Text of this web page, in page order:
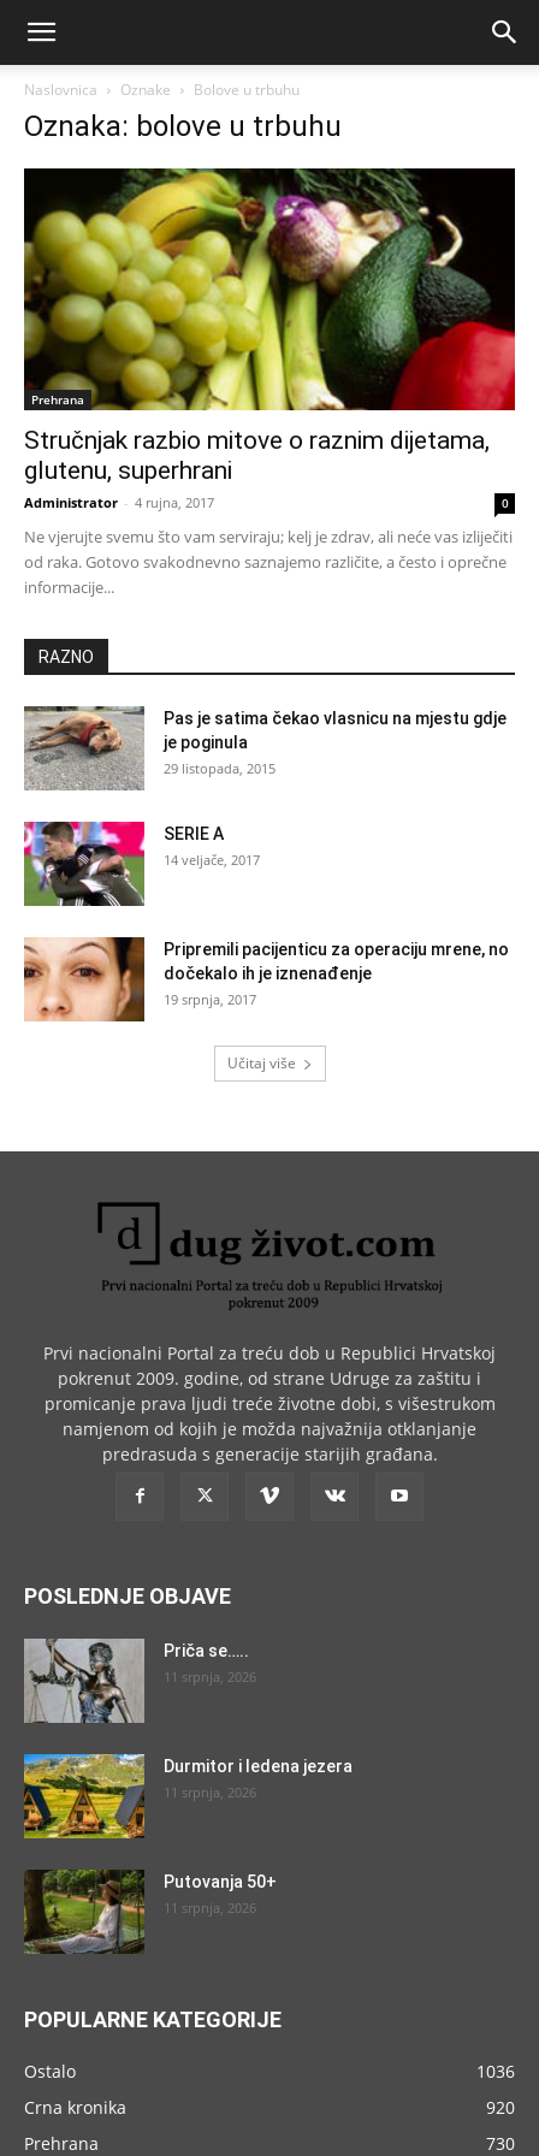
Naslovnica Oznake Bolove u trbuhu
Oznaka: bolove u trbuhu
Prehrana
Stručnjak razbio mitove o raznim dijetama,
glutenu, superhrani
Administrator - 4 rujna, 2017 0
Ne vjerujte svemu što vam serviraju; kelj je zdrav, ali neće vas izliječiti
od raka. Gotovo svakodnevno saznajemo različite, a često i oprečne
informacije...
RAZNO
Pas je satima čekao vlasnicu na mjestu gdje
je poginula
29 listopada, 2015
SERIE A
14 veljače, 2017
Pripremili pacijenticu za operaciju mrene, no
dočekalo ih je iznenađenje
19 srpnja, 2017
Učitaj više
Prvi nacionalni Portal za treću dob u Republici Hrvatskoj
pokrenut 2009. godine, od strane Udruge za zaštitu i
promicanje prava ljudi treće životne dobi, s višestrukom
namjenom od kojih je možda najvažnija otklanjanje
predrasuda s generacije starijih građana.
POSLEDNJE OBJAVE
Priča se…..
11 srpnja, 2026
Durmitor i ledena jezera
11 srpnja, 2026
Putovanja 50+
11 srpnja, 2026
POPULARNE KATEGORIJE
Ostalo
1036
Crna kronika
920
Prehrana
730